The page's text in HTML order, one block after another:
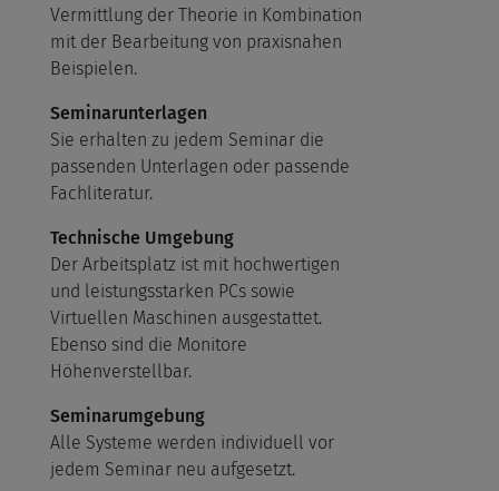
Vermittlung der Theorie in Kombination
mit der Bearbeitung von praxisnahen
Beispielen.
Seminarunterlagen
Sie erhalten zu jedem Seminar die
passenden Unterlagen oder passende
Fachliteratur.
Technische Umgebung
Der Arbeitsplatz ist mit hochwertigen
und leistungsstarken PCs sowie
Virtuellen Maschinen ausgestattet.
Ebenso sind die Monitore
Höhenverstellbar.
Seminarumgebung
Alle Systeme werden individuell vor
jedem Seminar neu aufgesetzt.